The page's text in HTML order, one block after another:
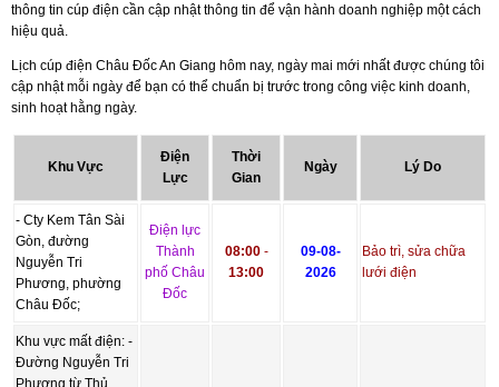
thông tin cúp điện cần cập nhật thông tin để vận hành doanh nghiệp một cách
hiệu quả.
Lịch cúp điện Châu Đốc An Giang hôm nay, ngày mai mới nhất được chúng tôi
cập nhật mỗi ngày để bạn có thể chuẩn bị trước trong công việc kinh doanh,
sinh hoạt hằng ngày.
Khu Vực
Điện
Lực
Thời
Gian
Ngày Lý Do
- Cty Kem Tân Sài
Gòn, đường
Nguyễn Tri
Phương, phường
Châu Đốc;
Điện lực
Thành
phố Châu
Đốc
08:00-
13:00
09-08-
2026
Bảo trì, sửa chữa
lưới điện
Khu vực mất điện: -
Đường Nguyễn Tri